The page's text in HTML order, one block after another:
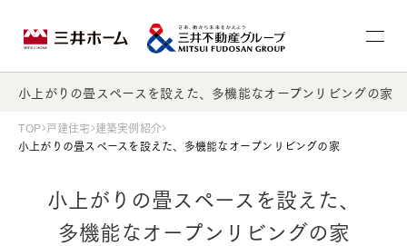
小上がりの畳スペースを設えた、多機能なオープンリビングの家
TOP 戸建住宅 建築実例紹介
小上がりの畳スペースを設えた、多機能なオープンリビングの家
小上がりの畳スペースを設えた、
多機能なオープンリビングの家